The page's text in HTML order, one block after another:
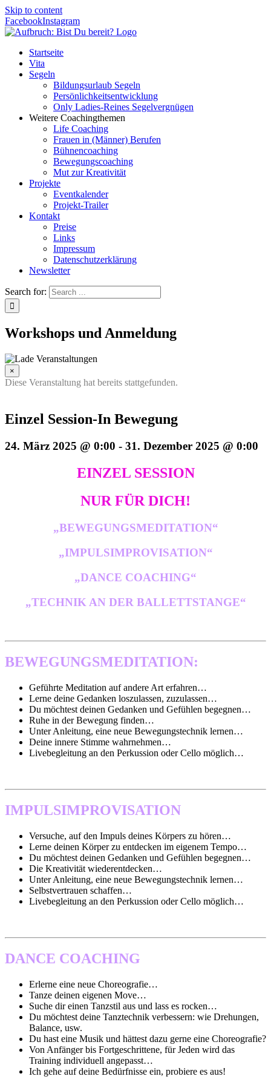
Skip to content
FacebookInstagram
Startseite
Vita
Segeln
Bildungsurlaub Segeln
Persönlichkeitsentwicklung
Only Ladies-Reines Segelvergnügen
Weitere Coachingthemen
Life Coaching
Frauen in (Männer) Berufen
Bühnencoaching
Bewegungscoaching
Mut zur Kreativität
Projekte
Eventkalender
Projekt-Trailer
Kontakt
Preise
Links
Impressum
Datenschutzerklärung
Newsletter
Search for:
Workshops und Anmeldung
×
Diese Veranstaltung hat bereits stattgefunden.
Einzel Session-In Bewegung
24. März 2025 @ 0:00 - 31. Dezember 2025 @ 0:00
EINZEL SESSION
NUR FÜR DICH!
„BEWEGUNGSMEDITATION“
„IMPULSIMPROVISATION“
„DANCE COACHING“
„TECHNIK AN DER BALLETTSTANGE“
BEWEGUNGSMEDITATION:
Geführte Meditation auf andere Art erfahren…
Lerne deine Gedanken loszulassen, zuzulassen…
Du möchtest deinen Gedanken und Gefühlen begegnen…
Ruhe in der Bewegung finden…
Unter Anleitung, eine neue Bewegungstechnik lernen…
Deine innere Stimme wahrnehmen…
Livebegleitung an den Perkussion oder Cello möglich…
IMPULSIMPROVISATION
Versuche, auf den Impuls deines Körpers zu hören…
Lerne deinen Körper zu entdecken im eigenem Tempo…
Du möchtest deinen Gedanken und Gefühlen begegnen…
Die Kreativität wiederentdecken…
Unter Anleitung, eine neue Bewegungstechnik lernen…
Selbstvertrauen schaffen…
Livebegleitung an den Perkussion oder Cello möglich…
DANCE COACHING
Erlerne eine neue Choreografie…
Tanze deinen eigenen Move…
Suche dir einen Tanzstil aus und lass es rocken…
Du möchtest deine Tanztechnik verbessern: wie Drehungen,
Balance, usw.
Du hast eine Musik und hättest dazu gerne eine Choreografie?
Von Anfänger bis Fortgeschrittene, für Jeden wird das
Training individuell angepasst…
Ich gehe auf deine Bedürfnisse ein, probiere es aus!